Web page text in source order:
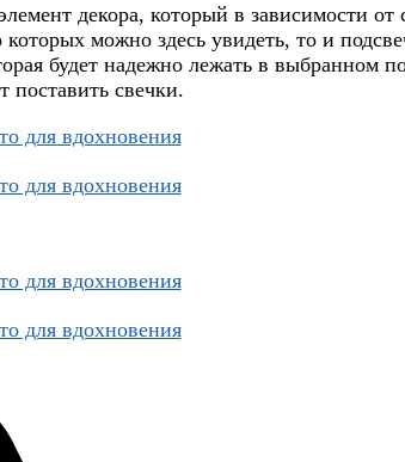
декора, который в зависимости
можно здесь увидеть, то и
будет надежно лежать в
поставить свечки.